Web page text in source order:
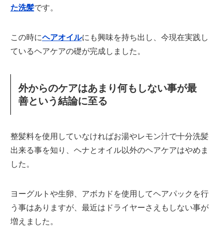
た洗髪です。
この時にヘアオイルにも興味を持ち出し、今現在実践し
ているヘアケアの礎が完成しました。
外からのケアはあまり何もしない事が最
善という結論に至る
整髪料を使用していなければお湯やレモン汁で十分洗髪
出来る事を知り、ヘナとオイル以外のヘアケアはやめま
した。
ヨーグルトや生卵、アボカドを使用してヘアパックを行
う事はありますが、最近はドライヤーさえもしない事が
増えました。